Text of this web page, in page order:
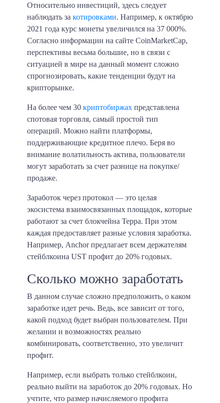
Относительно инвестиций, здесь следует
наблюдать за котировками. Например, к октябрю
2021 года курс монеты увеличился на 37 000%.
Согласно информации на сайте CoinMarketCap,
перспективы весьма большие, но в связи с
ситуацией в мире на данный момент сложно
спрогнозировать, какие тенденции будут на
крипторынке.
На более чем 30 криптобиржах представлена
спотовая торговля, самый простой тип
операций. Можно найти платформы,
поддерживающие кредитное плечо. Беря во
внимание волатильность актива, пользователи
могут заработать за счет разнице на покупке/
продаже.
Заработок через протокол — это целая
экосистема взаимосвязанных площадок, которые
работают за счет блокчейна Терра. При этом
каждая предоставляет разные условия заработка.
Например, Anchor предлагает всем держателям
стейблкоина UST профит до 20% годовых.
Сколько можно заработать
В данном случае сложно предположить, о каком
заработке идет речь. Ведь, все зависит от того,
какой подход будет выбран пользователем. При
желании и возможностях реально
комбинировать, соответственно, это увеличит
профит.
Например, если выбрать только стейблкоин,
реально выйти на заработок до 20% годовых. Но
учтите, что размер начисляемого профита